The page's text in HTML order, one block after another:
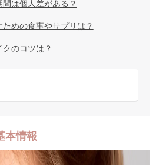
は個人差がある？
めの食事やサプリは？
のコツは？
本情報